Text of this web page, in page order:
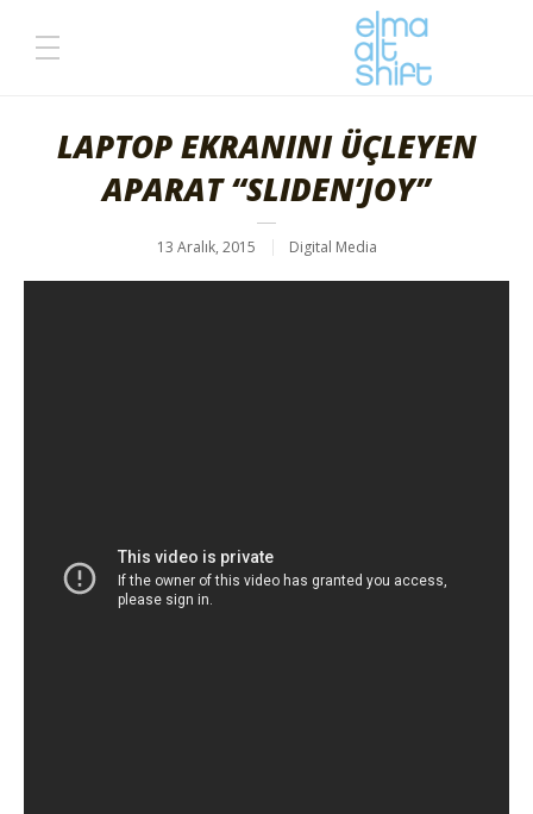
LAPTOP EKRANINI ÜÇLEYEN
APARAT “SLIDEN’JOY”
13 Aralık, 2015 Digital Media